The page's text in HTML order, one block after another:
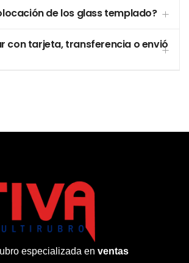
de los glass templado?
con tarjeta, transferencia o envió
especializada en ventas